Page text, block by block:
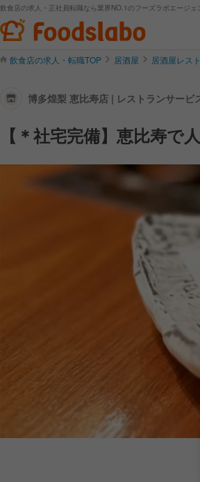
飲食店の求人・正社員転職なら業界NO.1のフーズラボエージェ
飲食店の求人・転職TOP 居酒屋 居酒屋レス
博多煌梨 恵比寿店 | レストランサー
【＊社宅完備】恵比寿で